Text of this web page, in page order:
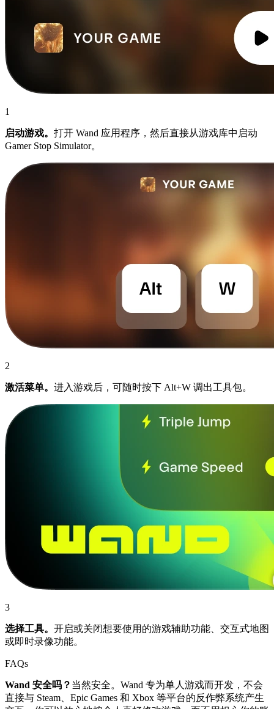
1
启动游戏。 打开 Wand 应用程序，然后直接从游戏库中启动
Gamer Stop Simulator。
2
激活菜单。 进入游戏后，可随时按下 Alt+W 调出工具包。
3
选择工具。 开启或关闭想要使用的游戏辅助功能、交互式地图
或即时录像功能。
FAQs
Wand 安全吗？ 当然安全。Wand 专为单人游戏而开发，不会
直接与 Steam、Epic Games 和 Xbox 等平台的反作弊系统产生